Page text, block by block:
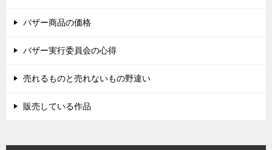
バザー商品の価格
バザー実行委員会の心得
売れるものと売れないもの野違い
販売している作品